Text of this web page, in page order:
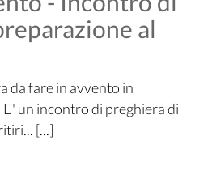
al
da fare in avvento in
un incontro di preghiera di
[...]